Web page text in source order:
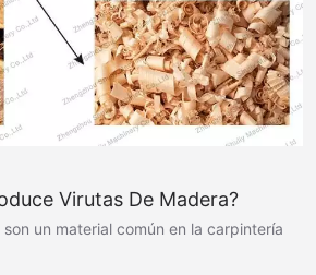
Virutas De Madera?
un material común en la carpintería